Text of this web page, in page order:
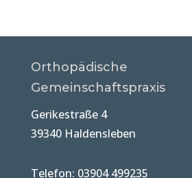
Orthopädische
Gemeinschaftspraxis
Gerikestraße 4
39340 Haldensleben
Telefon: 03904 499235